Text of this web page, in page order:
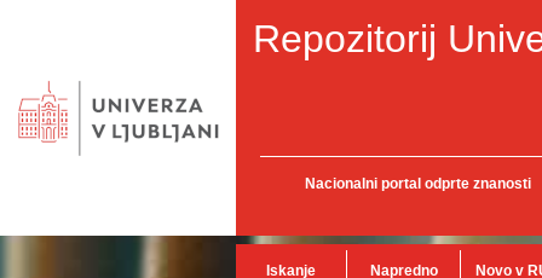
Repozitorij
Nacionalni portal odprte znanosti
Iskanje Napredno Novo v